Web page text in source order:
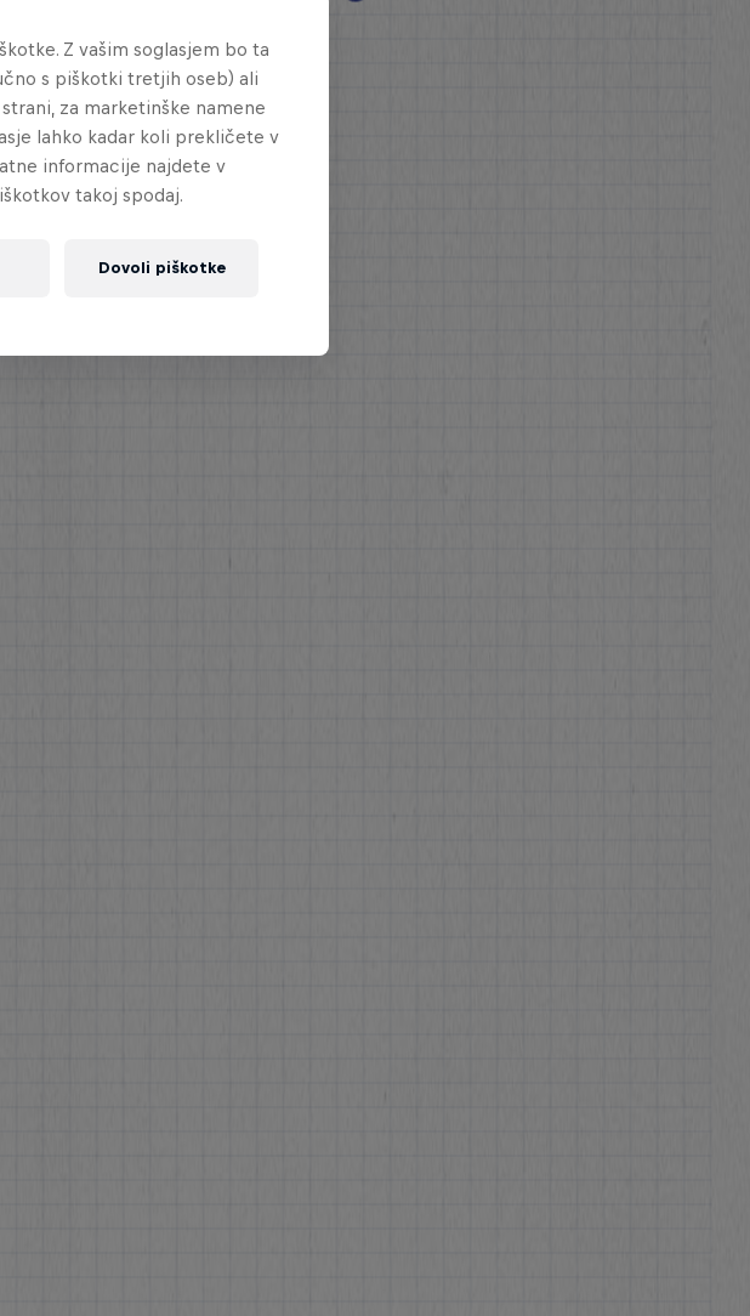
Z vašim soglasjem bo ta
s piškotki tretjih oseb) ali
za marketinške namene
lahko kadar koli prekličete v
informacije najdete v
takoj spodaj.
Dovoli piškotke